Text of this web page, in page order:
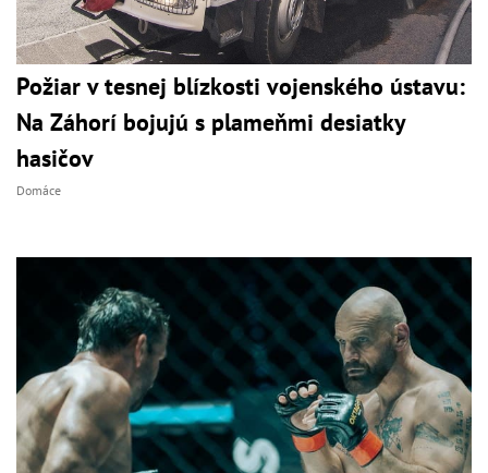
Požiar v tesnej blízkosti vojenského ústavu:
Na Záhorí bojujú s plameňmi desiatky
hasičov
Domáce